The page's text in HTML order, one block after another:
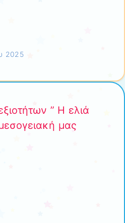
2025
” Η ελιά
μας